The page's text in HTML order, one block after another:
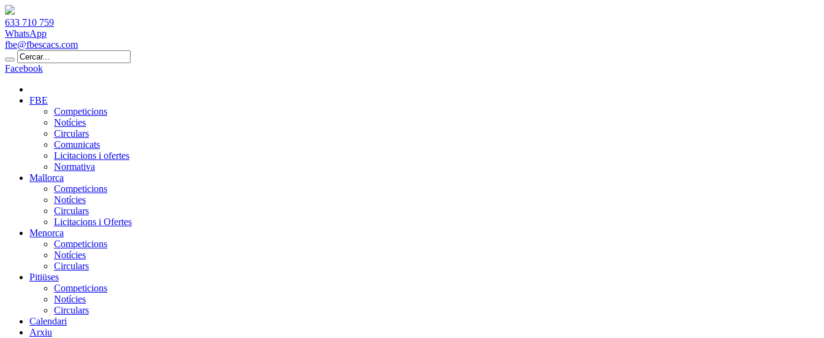
633 710 759
WhatsApp
fbe@fbescacs.com
Facebook
FBE
Competicions
Notícies
Circulars
Comunicats
Licitacions i ofertes
Normativa
Mallorca
Competicions
Notícies
Circulars
Licitacions i Ofertes
Menorca
Competicions
Notícies
Circulars
Pitiüses
Competicions
Notícies
Circulars
Calendari
Arxiu